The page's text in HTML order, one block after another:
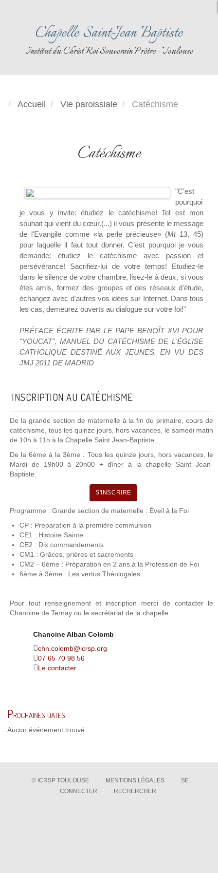
Chapelle Saint-Jean Baptiste
Institut du Christ Roi Souverain Prêtre - Toulouse
Accueil Vie paroissiale Catéchisme
Catéchisme
"C'est
pourquoi
je vous y invite: étudiez le catéchisme! Tel est mon
souhait qui vient du cœur.(...) il vous présente le message
de l'Evangile comme «la perle précieuse» (Mt13, 45)
pour laquelle il faut tout donner. C’est pourquoi je vous
demande: étudiez le catéchisme avec passion et
persévérance! Sacrifiez-lui de votre temps! Etudiez-le
dans le silence de votre chambre, lisez-le à deux, si vous
êtes amis, formez des groupes et des réseaux d'étude,
échangez avec d'autres vos idées sur Internet. Dans tous
les cas, demeurez ouverts au dialogue sur votre foi!"
PRÉFACE ÉCRITE PAR LE PAPE BENOÎT XVI POUR
"YOUCAT", MANUEL DU CATÉCHISME DE L'ÉGLISE
CATHOLIQUE DESTINÉ AUX JEUNES, EN VU DES
JMJ 2011 DE MADRID
INSCRIPTION AU CATÉCHISME
De la grande section de maternelle à la fin du primaire, cours de
catéchisme, tous les quinze jours, hors vacances, le samedi matin
de 10h à 11h à la Chapelle Saint Jean-Baptiste.
De la 6ème à la 3ème : Tous les quinze jours, hors vacances, le
Mardi de 19h00 à 20h00 + dîner à la chapelle Saint Jean-
Baptiste.
S'INSCRIRE
Programme : Grande section de maternelle : Éveil à la Foi
CP : Préparation à la première communion
CE1 : Histoire Sainte
CE2 : Dix commandements
CM1 : Grâces, prières et sacrements
CM2 – 6ème : Préparation en 2 ans à la Profession de Foi
6ème à 3ème : Les vertus Théologales.
Pour tout renseignement et inscription merci de contacter le
Chanoine de Ternay ou le secrétariat de la chapelle.
Chanoine Alban Colomb
chn.colomb@icrsp.org
07 65 70 98 56
Le contacter
Prochaines dates
Aucun événement trouvé
© ICRSP TOULOUSE MENTIONS LÉGALES
SE
CONNECTER
RECHERCHER